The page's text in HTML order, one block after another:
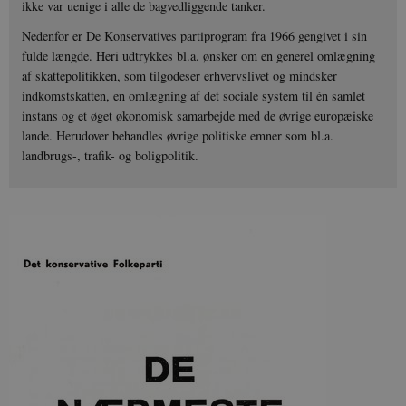
ikke var uenige i alle de bagvedliggende tanker.
Nedenfor er De Konservatives partiprogram fra 1966 gengivet i sin
fulde længde. Heri udtrykkes bl.a. ønsker om en generel omlægning
af skattepolitikken, som tilgodeser erhvervslivet og mindsker
indkomstskatten, en omlægning af det sociale system til én samlet
instans og et øget økonomisk samarbejde med de øvrige europæiske
lande. Herudover behandles øvrige politiske emner som bl.a.
landbrugs-, trafik- og boligpolitik.